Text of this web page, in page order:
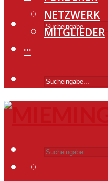
NETZWERK
MITGLIEDER
···